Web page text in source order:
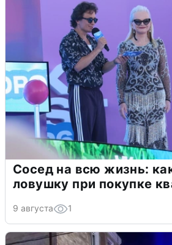
Сосед на всю жизнь:
ловушку при покупке
9 августа 1